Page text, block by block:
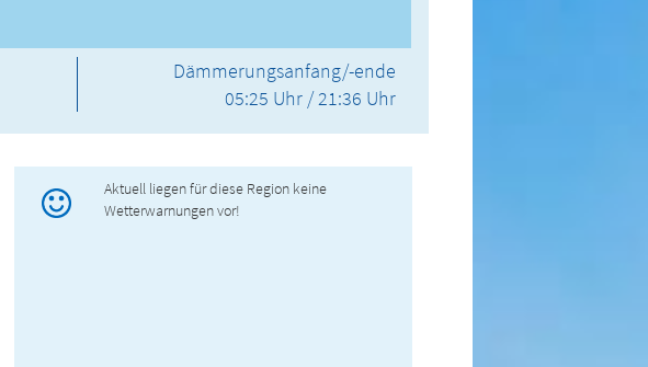
Dämmerungsanfang/-ende
05:25 Uhr / 21:36 Uhr
Aktuell liegen für diese Region keine
Wetterwarnungen vor!